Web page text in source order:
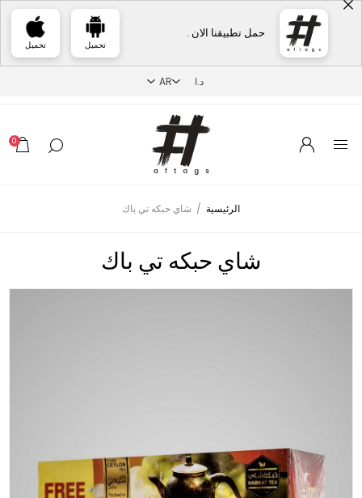
حمل تطبيقنا الان .
تحميل تحميل
0
الرئيسية / شاي حبكه تي باك
شاي حبكه تي باك